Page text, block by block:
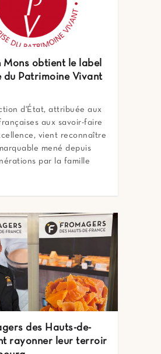
Mons obtient le label
du Patrimoine Vivant
d'État, attribuée aux
aux savoir-faire
vient reconnaître
mené depuis
par la famille
des Hauts-de-
rayonner leur terroir